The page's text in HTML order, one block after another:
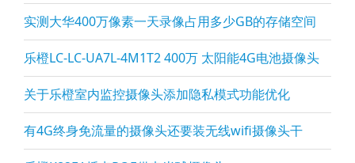
实测大华400万像素一天录像占用多少GB的存储空间
乐橙LC-LC-UA7L-4M1T2 400万 太阳能4G电池摄像头
关于乐橙室内监控摄像头添加隐私模式功能优化
有4G终身免流量的摄像头还要装无线wifi摄像头干